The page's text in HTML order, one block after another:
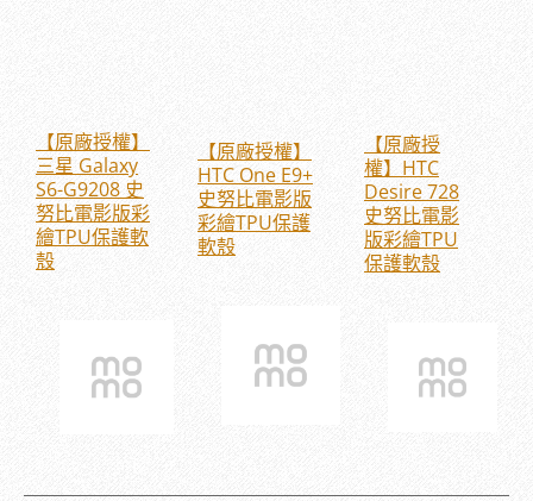
【原廠授權】
三星 Galaxy
S6-G9208 史
努比電影版彩
繪TPU保護軟
殼
【原廠授權】
HTC One E9+
史努比電影版
彩繪TPU保護
軟殼
【原廠授
權】HTC
Desire 728
史努比電影
版彩繪TPU
保護軟殼